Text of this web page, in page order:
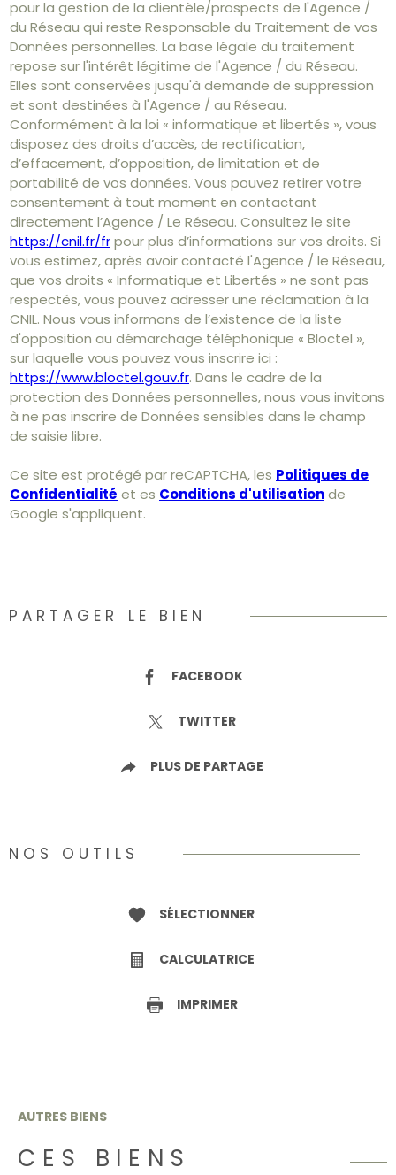
pour la gestion de la clientèle/prospects de l'Agence /
du Réseau qui reste Responsable du Traitement de vos
Données personnelles. La base légale du traitement
repose sur l'intérêt légitime de l'Agence / du Réseau.
Elles sont conservées jusqu'à demande de suppression
et sont destinées à l'Agence / au Réseau.
Conformément à la loi « informatique et libertés », vous
disposez des droits d’accès, de rectification,
d’effacement, d’opposition, de limitation et de
portabilité de vos données. Vous pouvez retirer votre
consentement à tout moment en contactant
directement l’Agence / Le Réseau. Consultez le site
https://cnil.fr/frpour plus d’informations sur vos droits. Si
vous estimez, après avoir contacté l'Agence / le Réseau,
que vos droits « Informatique et Libertés » ne sont pas
respectés, vous pouvez adresser une réclamation à la
CNIL. Nous vous informons de l’existence de la liste
d'opposition au démarchage téléphonique « Bloctel »,
sur laquelle vous pouvez vous inscrire ici :
https://www.bloctel.gouv.fr. Dans le cadre de la
protection des Données personnelles, nous vous invitons
à ne pas inscrire de Données sensibles dans le champ
de saisie libre.
Ce site est protégé par reCAPTCHA, les Politiques de
Confidentialité et es Conditions d'utilisationde
Google s'appliquent.
PARTAGER LE BIEN
FACEBOOK
TWITTER
PLUS DE PARTAGE
NOS OUTILS
SÉLECTIONNER
CALCULATRICE
IMPRIMER
AUTRES BIENS
CES BIENS